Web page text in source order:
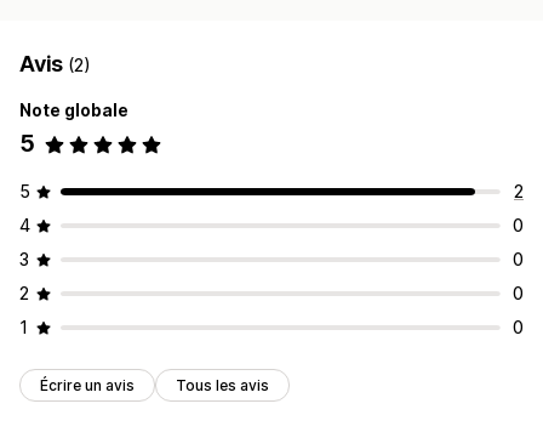
Avis (2)
Note globale
5
5
2
4
0
3
0
2
0
1
0
Écrire un avis Tous les avis